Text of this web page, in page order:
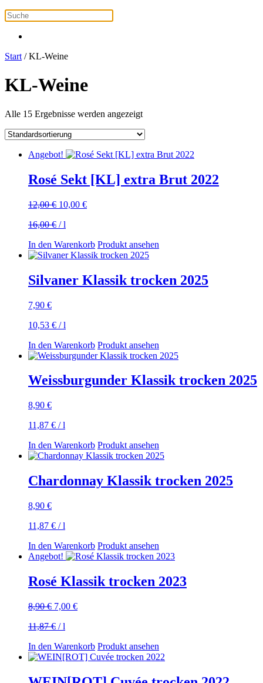
Start / KL-Weine
KL-Weine
Alle 15 Ergebnisse werden angezeigt
Angebot!
Rosé Sekt [KL] extra Brut 2022
12,00€ Ursprünglicher
war:
10,00 €Aktueller
16,00€ /l
In den Warenkorb Produkt ansehen
Silvaner Klassik trocken 2025
7,90 €
10,53 € /l
In den Warenkorb Produkt ansehen
Weissburgunder Klassik trocken 2025
8,90 €
11,87 € /l
In den Warenkorb Produkt ansehen
Chardonnay Klassik trocken 2025
8,90 €
11,87 € /l
In den Warenkorb Produkt ansehen
Angebot!
Rosé Klassik trocken 2023
8,90€ Ursprünglicher
war:
7,00 €Aktueller
11,87€ /l
In den Warenkorb Produkt ansehen